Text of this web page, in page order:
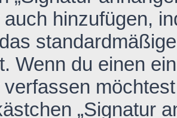
hinzufügen,
Wenn du einen
verfassen
„Signatur